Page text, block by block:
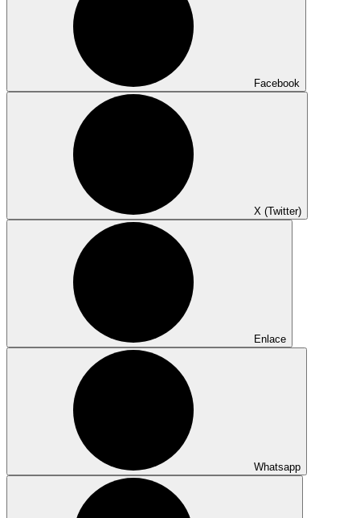
Facebook
X (Twitter)
Enlace
Whatsapp